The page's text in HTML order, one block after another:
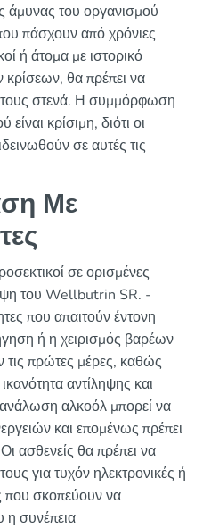
άμυνας του οργανισμού
πάσχουν από χρόνιες
ή άτομα με ιστορικό
κρίσεων, θα πρέπει να
στενά. Η συμμόρφωση
είναι κρίσιμη, διότι οι
σε αυτές τις
Με
σε ορισμένες
του Wellbutrin SR. -
που απαιτούν έντονη
ή η χειρισμός βαρέων
τις πρώτες μέρες, καθώς
αντίληψης και
αλκοόλ μπορεί να
και επομένως πρέπει
ασθενείς θα πρέπει να
για τυχόν ηλεκτρονικές ή
που σκοπεύουν να
η συνέπεια